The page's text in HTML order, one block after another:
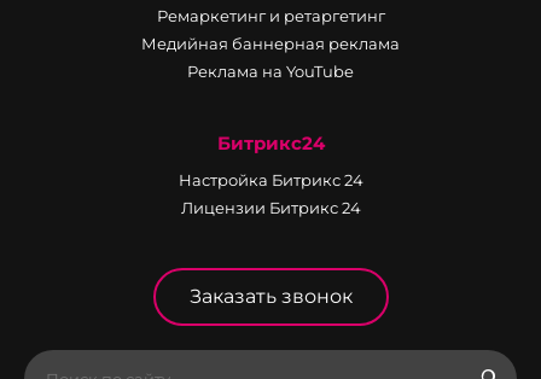
Ремаркетинг и ретаргетинг
Медийная баннерная реклама
Реклама на YouTube
Битрикс24
Настройка Битрикс 24
Лицензии Битрикс 24
Заказать звонок